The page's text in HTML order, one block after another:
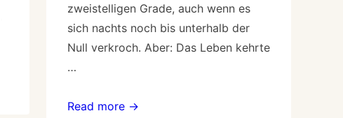
zweistelligen Grade, auch wenn es
sich nachts noch bis unterhalb der
Null verkroch. Aber: Das Leben kehrte
…
Read more →